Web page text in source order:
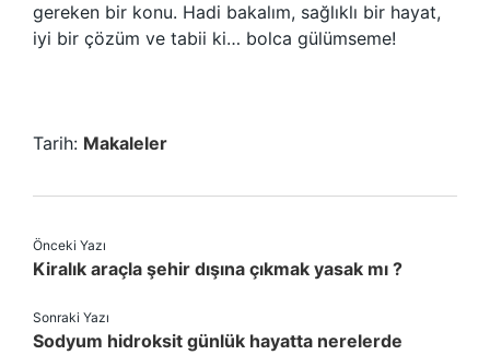
gereken bir konu. Hadi bakalım, sağlıklı bir hayat,
iyi bir çözüm ve tabii ki… bolca gülümseme!
Tarih: Makaleler
Önceki Yazı
Kiralık araçla şehir dışına çıkmak yasak mı ?
Sonraki Yazı
Sodyum hidroksit günlük hayatta nerelerde